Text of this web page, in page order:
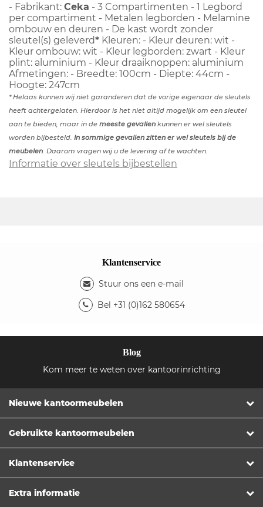
- Fabrikant: Ceka - 3 Compartimenten - 1 Legbord
per compartiment - Metalen legborden - Melamine
ombouw en deuren - De kast wordt zonder
sleutel(s) geleverd* Kleuren: - Kleur deuren: wit -
Kleur ombouw: wit - Kleur legborden: zwart - Kleur
plint: aluminium - Kleur draaiknoppen: aluminium
Afmetingen: - Breedte: 100cm - Diepte: 44cm -
Hoogte: 247cm
* Helaas kunnen wij niet garanderen dat de vorige eigenaar de sleutels
heeft achtergelaten. Hierdoor is het niet altijd mogelijk om een sleutel
aan te bieden, maar in de meeste gevallen kunnen er wel sleutels
worden bijbesteld. In sommige gevallen zitten er wel sleutels bij de
meubelen . Daarom vragen wij u de levering af te wachten.
Informatie over sleutels bijbestellen
Klantenservice
Stuur ons een e-mail
Bel +31 (0)162 580654
Blog
Kom meer te weten over kantoorinrichting
Nieuwe kantoormeubelen
Gebruikte kantoormeubelen
Klantenservice
Extra informatie